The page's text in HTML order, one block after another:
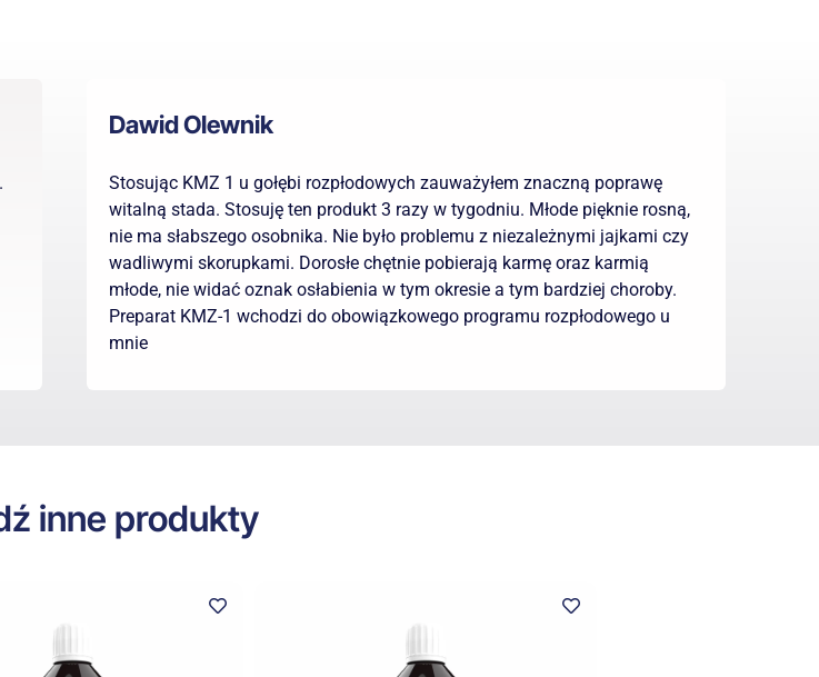
Dawid Olewnik
Stosując KMZ 1 u gołębi rozpłodowych zauważyłem znaczną poprawę
witalną stada. Stosuję ten produkt 3 razy w tygodniu. Młode pięknie rosną,
nie ma słabszego osobnika. Nie było problemu z niezależnymi jajkami czy
wadliwymi skorupkami. Dorosłe chętnie pobierają karmę oraz karmią
młode, nie widać oznak osłabienia w tym okresie a tym bardziej choroby.
Preparat KMZ-1 wchodzi do obowiązkowego programu rozpłodowego u
mnie
inne produkty